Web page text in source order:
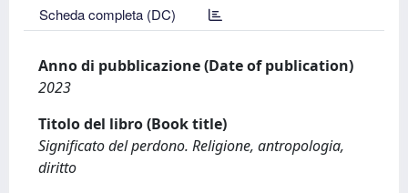
Scheda completa (DC)
Anno di pubblicazione (Date of publication)
2023
Titolo del libro (Book title)
Significato del perdono. Religione, antropologia,
diritto